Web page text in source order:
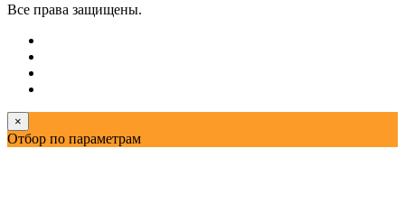
Все права защищены.
×
Отбор по параметрам